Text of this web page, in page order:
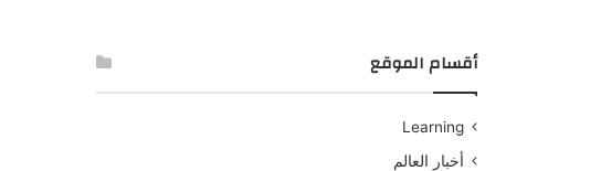
أقسام الموقع
Learning
أخبار العالم